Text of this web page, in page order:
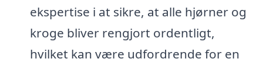
ekspertise i at sikre, at alle hjørner og
kroge bliver rengjort ordentligt,
hvilket kan være udfordrende for en